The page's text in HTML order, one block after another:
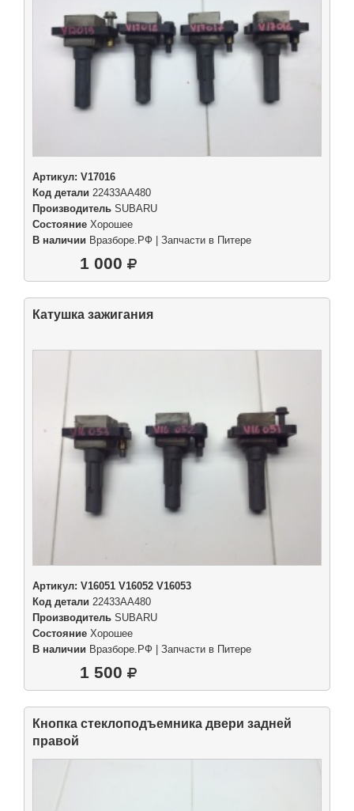
Артикул: V17016
Код детали 22433AA480
Производитель SUBARU
Состояние Хорошее
В наличии Вразборе.РФ | Запчасти в Питере
1 000
Катушка зажигания
Артикул: V16051 V16052 V16053
Код детали 22433AA480
Производитель SUBARU
Состояние Хорошее
В наличии Вразборе.РФ | Запчасти в Питере
1 500
Кнопка стеклоподъемника двери задней
правой